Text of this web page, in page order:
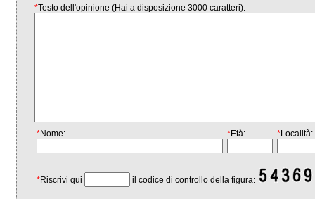
*Testo dell'opinione (Hai a disposizione 3000 caratteri):
*Nome: *Età: *Località:
*Riscrivi qui il codice di controllo della figura: